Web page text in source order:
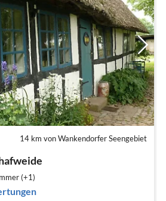
14 km von Wankendorfer Seengebiet
(+1)